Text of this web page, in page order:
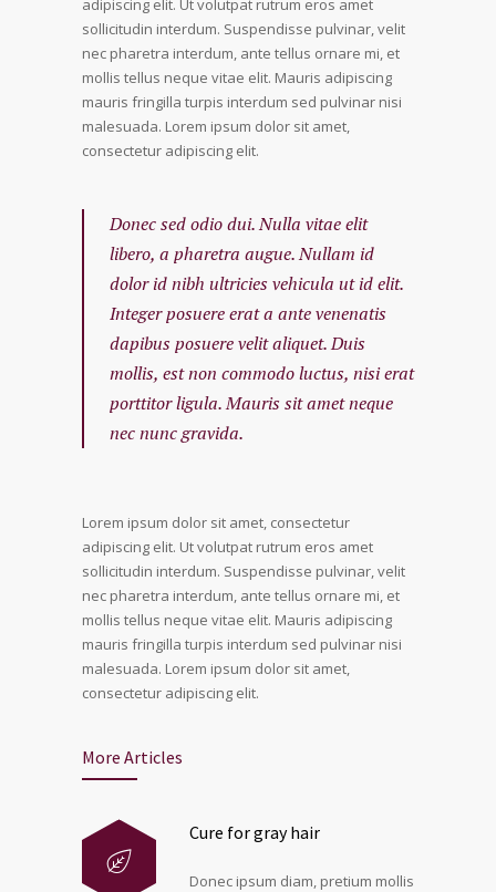
adipiscing elit. Ut volutpat rutrum eros amet
sollicitudin interdum. Suspendisse pulvinar, velit
nec pharetra interdum, ante tellus ornare mi, et
mollis tellus neque vitae elit. Mauris adipiscing
mauris fringilla turpis interdum sed pulvinar nisi
malesuada. Lorem ipsum dolor sit amet,
consectetur adipiscing elit.
Donec sed odio dui. Nulla vitae elit
libero, a pharetra augue. Nullam id
dolor id nibh ultricies vehicula ut id elit.
Integer posuere erat a ante venenatis
dapibus posuere velit aliquet. Duis
mollis, est non commodo luctus, nisi erat
porttitor ligula. Mauris sit amet neque
nec nunc gravida.
Lorem ipsum dolor sit amet, consectetur
adipiscing elit. Ut volutpat rutrum eros amet
sollicitudin interdum. Suspendisse pulvinar, velit
nec pharetra interdum, ante tellus ornare mi, et
mollis tellus neque vitae elit. Mauris adipiscing
mauris fringilla turpis interdum sed pulvinar nisi
malesuada. Lorem ipsum dolor sit amet,
consectetur adipiscing elit.
More Articles
Cure for gray hair
Donec ipsum diam, pretium mollis